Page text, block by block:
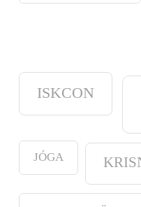
ISKCON
JÓGA